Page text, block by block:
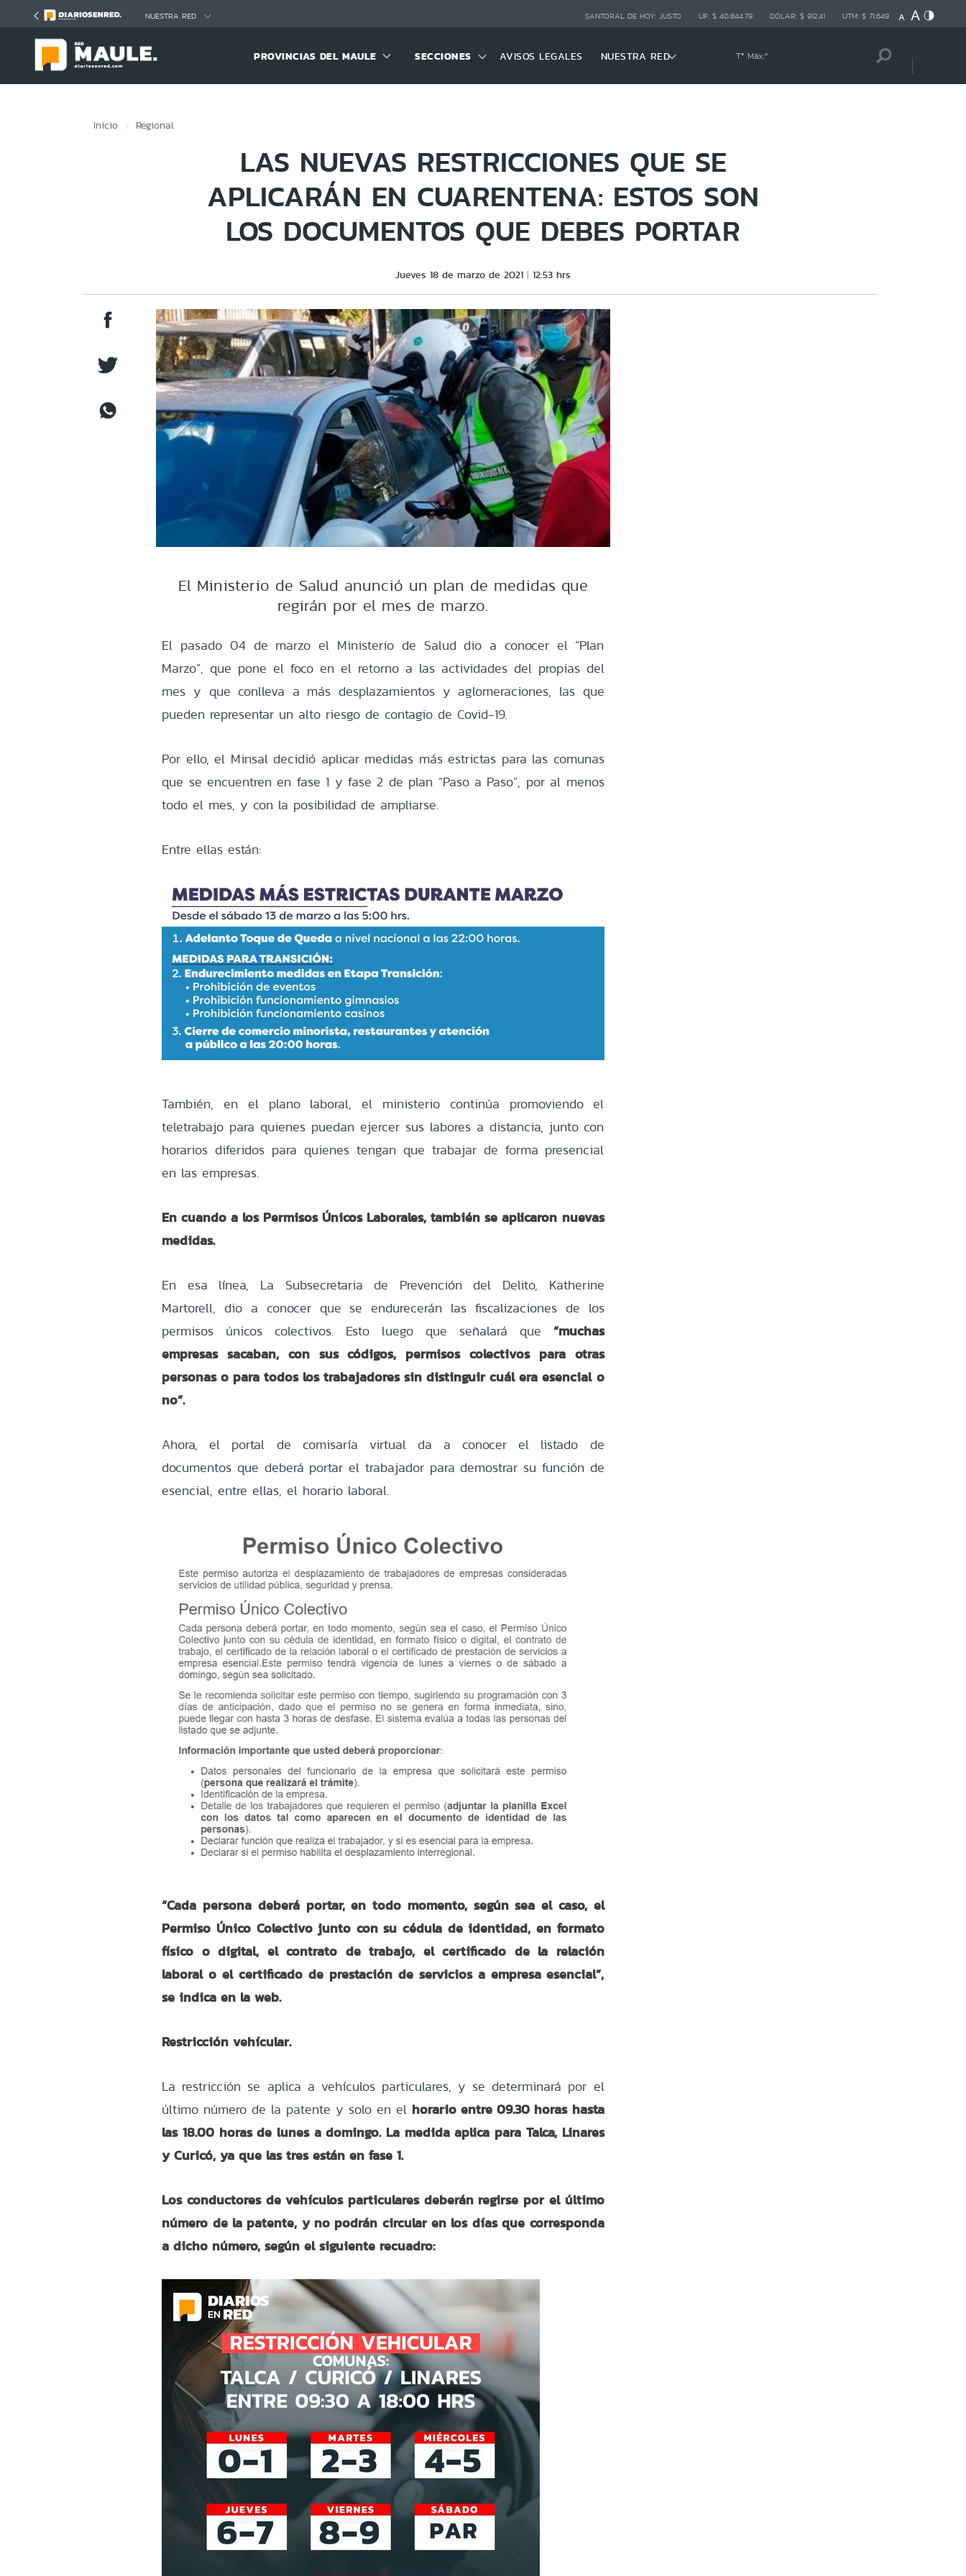
NUESTRA RED SANTORAL DE HOY: JUSTO UF: $ 40.844,79 DÓLAR: $ 912,41 UTM: $ 71.649
PROVINCIAS DEL MAULE SECCIONES AVISOS LEGALES NUESTRA RED Tª Máx:º
Inicio Regional
LAS NUEVAS RESTRICCIONES QUE SE
APLICARÁN EN CUARENTENA: ESTOS SON
LOS DOCUMENTOS QUE DEBES PORTAR
Jueves 18 de marzo de 2021 12:53 hrs
El Ministerio de Salud anunció un plan de medidas que
regirán por el mes de marzo.
El pasado 04 de marzo el Ministerio de Salud dio a conocer el “Plan
Marzo”, que pone el foco en el retorno a las actividades del propias del
mes y que conlleva a más desplazamientos y aglomeraciones, las que
pueden representar un alto riesgo de contagio de Covid-19.
Por ello, el Minsal decidió aplicar medidas más estrictas para las comunas
que se encuentren en fase 1 y fase 2 de plan “Paso a Paso”, por al menos
todo el mes, y con la posibilidad de ampliarse.
Entre ellas están:
También, en el plano laboral, el ministerio continúa promoviendo el
teletrabajo para quienes puedan ejercer sus labores a distancia, junto con
horarios diferidos para quienes tengan que trabajar de forma presencial
en las empresas.
En cuando a los Permisos Únicos Laborales, también se aplicaron nuevas
medidas.
En esa línea, La Subsecretaria de Prevención del Delito, Katherine
Martorell, dio a conocer que se endurecerán las fiscalizaciones de los
permisos únicos colectivos. Esto luego que señalará que “muchas
empresas sacaban, con sus códigos, permisos colectivos para otras
personas o para todos los trabajadores sin distinguir cuál era esencial o
no”.
Ahora, el portal de comisaría virtual da a conocer el listado de
documentos que deberá portar el trabajador para demostrar su función de
esencial, entre ellas, el horario laboral.
“Cada persona deberá portar, en todo momento, según sea el caso, el
Permiso Único Colectivo junto con su cédula de identidad, en formato
físico o digital, el contrato de trabajo, el certificado de la relación
laboral o el certificado de prestación de servicios a empresa esencial”,
se indica en la web.
Restricción vehícular.
La restricción se aplica a vehículos particulares, y se determinará por el
último número de la patente y solo en el horario entre 09.30 horas hasta
las 18.00 horas de lunes a domingo. La medida aplica para Talca, Linares
y Curicó, ya que las tres están en fase 1.
Los conductores de vehículos particulares deberán regirse por el último
número de la patente, y no podrán circular en los días que corresponda
a dicho número, según el siguiente recuadro: